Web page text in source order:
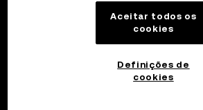
Aceitar todos os
cookies
Definições de
cookies